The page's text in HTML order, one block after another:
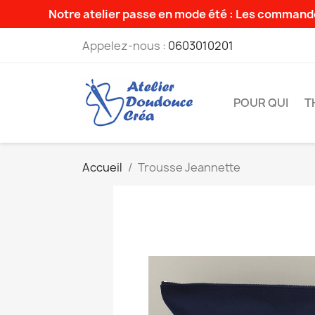
Notre atelier passe en mode été : Les
Appelez-nous : 0603010201
POUR QUI
Accueil Trousse Jeannette